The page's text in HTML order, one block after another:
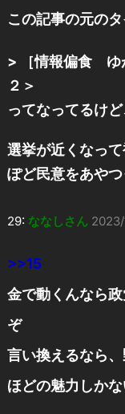
この記事の元の
> ［情報偏食 ゆ
２＞
ってなってるけど
選挙が近くなっ
ぽど民意をあや
29: ななしさん 2023/
>>15
金で動くんなら
ぞ
言い換えるなら
ほどの魅力しか